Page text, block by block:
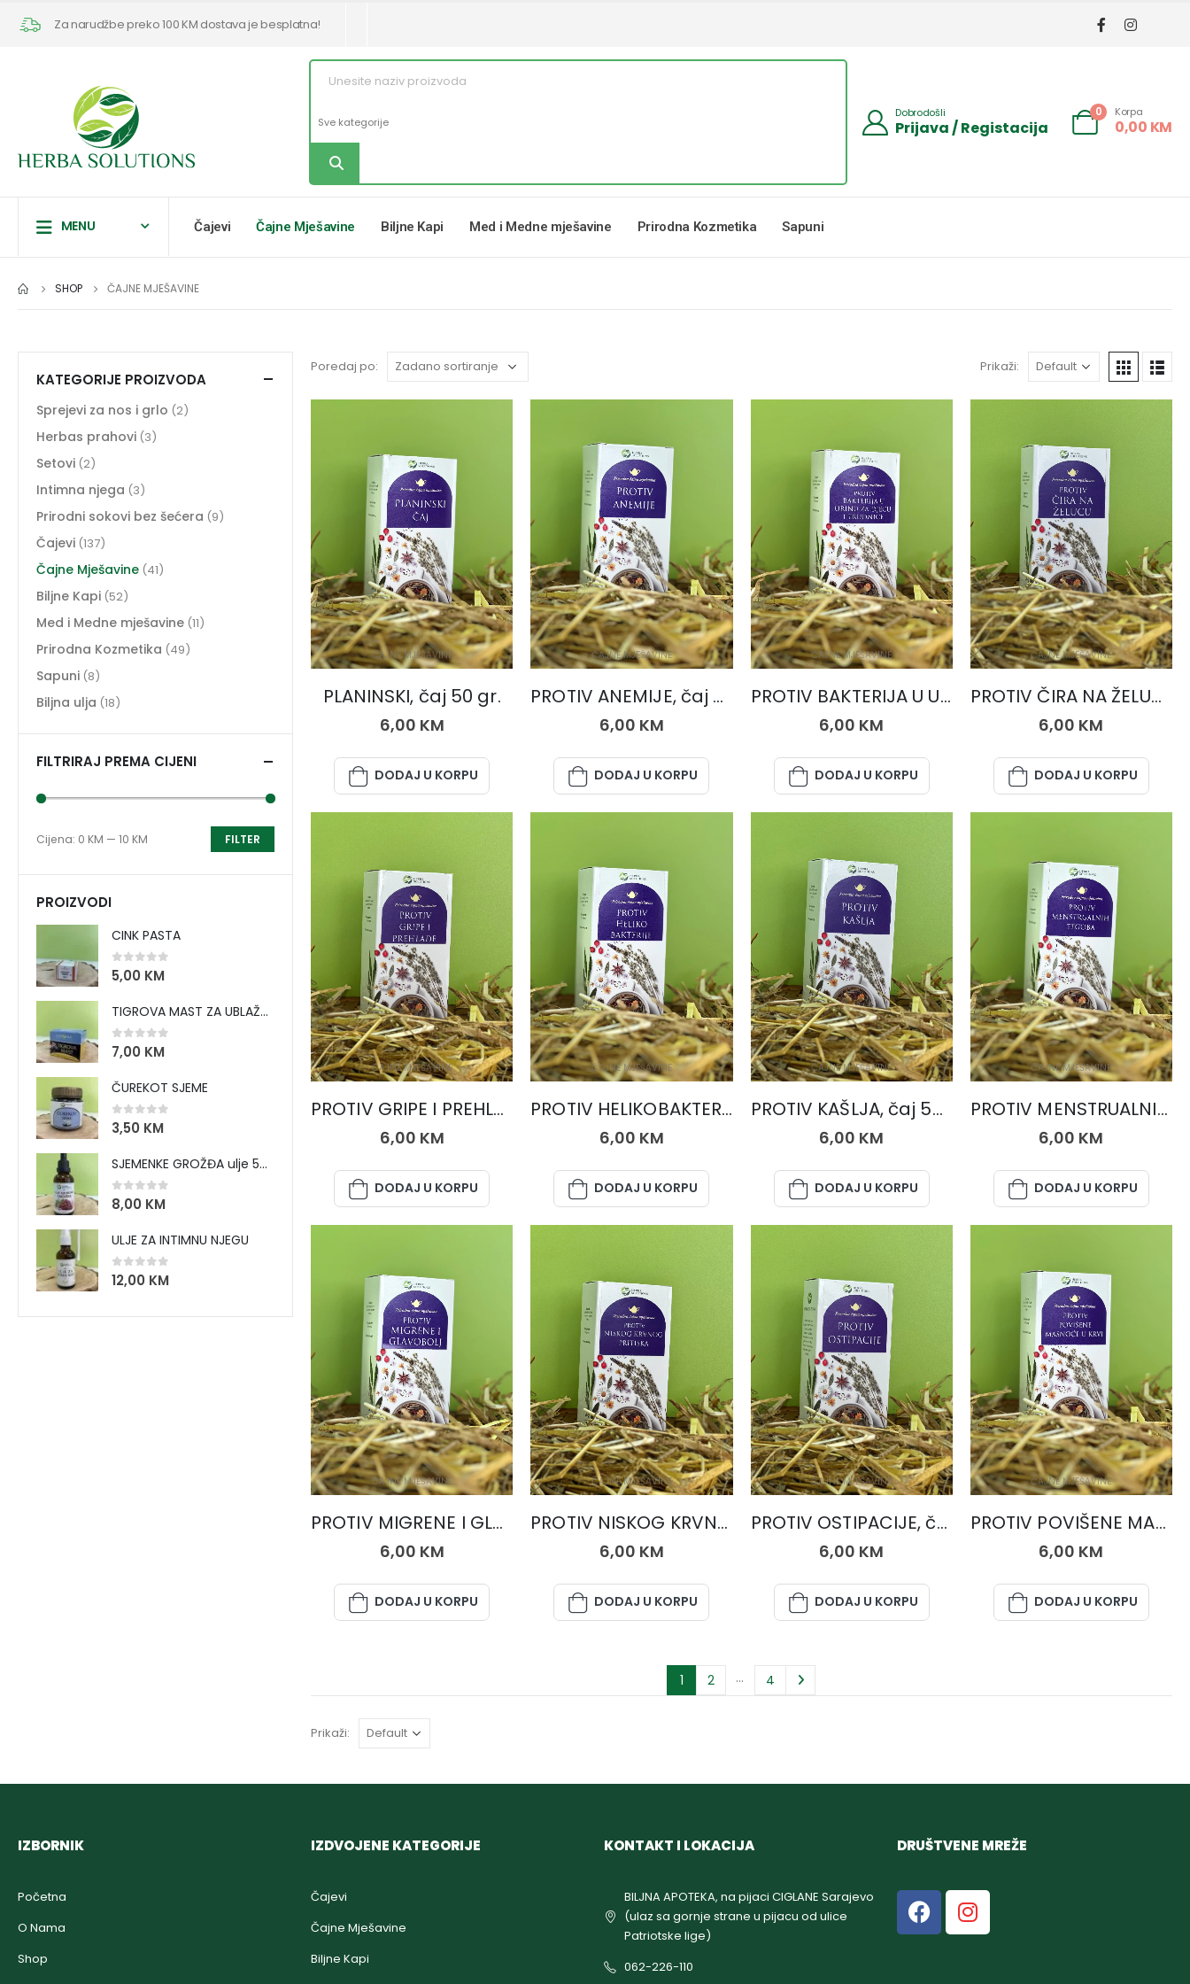
Za narudžbe preko 100 KM dostava je besplatna!
Dobrodošli
Prijava / Registacija
0 Korpa
0,00 KM
MENU Čajevi Čajne Mješavine Biljne Kapi Med i Medne mješavine Prirodna Kozmetika Sapuni
SHOP ČAJNE MJEŠAVINE
Poredaj po: Prikaži:
ČAJNE MJEŠAVINE
PLANINSKI, čaj 50 gr.
6,00 KM
DODAJ U KORPU
ČAJNE MJEŠAVINE
PROTIV ANEMIJE, čaj od 50 gr.
6,00 KM
DODAJ U KORPU
ČAJNE MJEŠAVINE
PROTIV BAKTERIJA U URINU ZA TRUDNICE I DJECU, čaj 50 gr.
6,00 KM
DODAJ U KORPU
ČAJNE MJEŠAVINE
PROTIV ČIRA NA ŽELUCU, čaj 50 gr.
6,00 KM
DODAJ U KORPU
ČAJNE MJEŠAVINE
PROTIV GRIPE I PREHLADE, čaj 50 gr.
6,00 KM
DODAJ U KORPU
ČAJNE MJEŠAVINE
PROTIV HELIKOBAKTERIJE, čaj 50 gr.
6,00 KM
DODAJ U KORPU
ČAJNE MJEŠAVINE
PROTIV KAŠLJA, čaj 50 gr.
6,00 KM
DODAJ U KORPU
ČAJNE MJEŠAVINE
PROTIV MENSTRUALNIH TEGOBA, čaj 50 gr.
6,00 KM
DODAJ U KORPU
ČAJNE MJEŠAVINE
PROTIV MIGRENE I GLAVOBOLJE, čaj 50 gr.
6,00 KM
DODAJ U KORPU
ČAJNE MJEŠAVINE
PROTIV NISKOG KRVNOG PRITISKA, čaj 50 gr.
6,00 KM
DODAJ U KORPU
ČAJNE MJEŠAVINE
PROTIV OSTIPACIJE, čaj 50 gr.
6,00 KM
DODAJ U KORPU
ČAJNE MJEŠAVINE
PROTIV POVIŠENE MASNOĆE, čaj 50 gr.
6,00 KM
DODAJ U KORPU
1 2 … 4
Prikaži:
KATEGORIJE PROIZVODA
Sprejevi za nos i grlo (2)
Herbas prahovi (3)
Setovi (2)
Intimna njega (3)
Prirodni sokovi bez šećera (9)
Čajevi (137)
Čajne Mješavine (41)
Biljne Kapi (52)
Med i Medne mješavine (11)
Prirodna Kozmetika (49)
Sapuni (8)
Biljna ulja (18)
FILTRIRAJ PREMA CIJENI
FILTER
Cijena: 0 KM — 10 KM
PROIZVODI
CINK PASTA
0 out of 5
5,00 KM
TIGROVA MAST ZA UBLAŽAVANJE BOLOVA I ZAGRIJAVANJE MIŠIĆA
0 out of 5
7,00 KM
ČUREKOT SJEME
0 out of 5
3,50 KM
SJEMENKE GROŽĐA ulje 50 ml
0 out of 5
8,00 KM
ULJE ZA INTIMNU NJEGU
0out of 5
12,00 KM
IZBORNIK
Početna
O Nama
Shop
IZDVOJENE KATEGORIJE
Čajevi
Čajne Mješavine
Biljne Kapi
KONTAKT I LOKACIJA
BILJNA APOTEKA, na pijaci CIGLANE Sarajevo
(ulaz sa gornje strane u pijacu od ulice
Patriotske lige)
062-226-110
DRUŠTVENE MREŽE